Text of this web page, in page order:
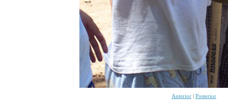
Anterior | Posterior